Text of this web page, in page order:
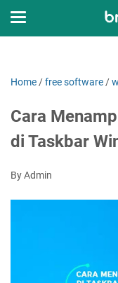
Home /free software /
Cara
di Taskbar
By Admin